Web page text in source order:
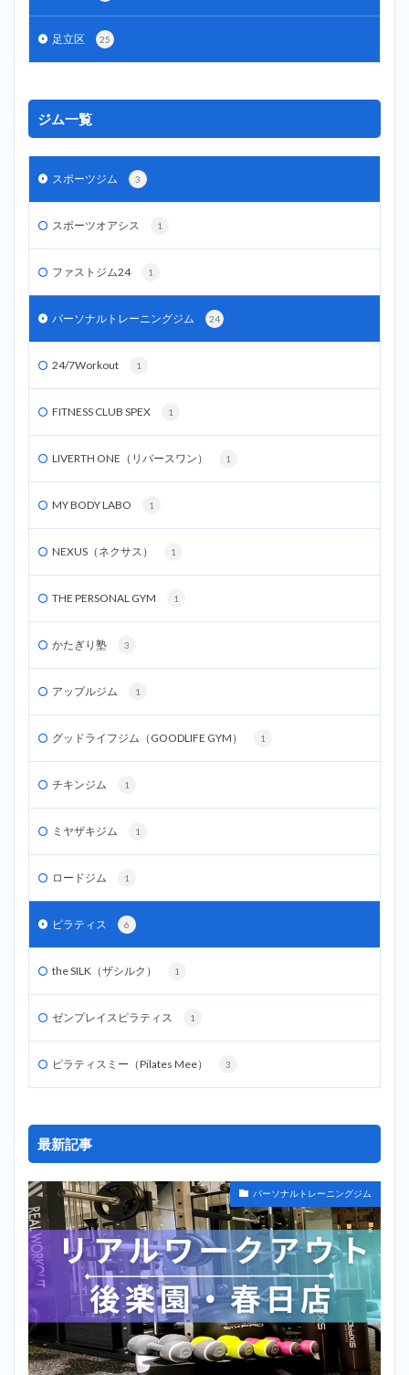
足立区 25
ジム一覧
スポーツジム 3
スポーツオアシス 1
ファストジム24 1
パーソナルトレーニングジム 24
24/7Workout 1
FITNESS CLUB SPEX 1
LIVERTH ONE（リバースワン） 1
MY BODY LABO 1
NEXUS（ネクサス） 1
THE PERSONAL GYM 1
かたぎり塾 3
アップルジム 1
グッドライフジム（GOODLIFE GYM） 1
チキンジム 1
ミヤザキジム 1
ロードジム 1
ピラティス 6
the SILK（ザシルク） 1
ゼンプレイスピラティス 1
ピラティスミー（Pilates Mee） 3
最新記事
パーソナルトレーニングジム